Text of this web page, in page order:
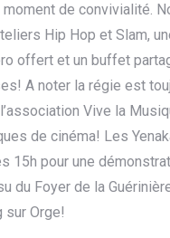
de convivialité.
Hip Hop et Slam,
offert et un buffet
A noter la régie est
Vive la
de cinéma! Les
15h pour une
du Foyer de la
sur Orge!